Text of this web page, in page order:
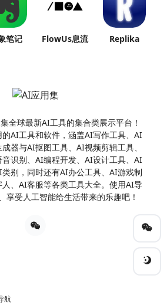
笔记 FlowUs息流 Replika
全球最新AI工具的集合类展示平台！
AI工具和软件，涵盖AI写作工具、AI
器与AI抠图工具、AI视频剪辑工具、
识别、AI编程开发、AI设计工具、AI
别，同时还有AI办公工具、AI游戏制
、AI客服等各类工具大全。使用AI导
享受人工智能给生活带来的乐趣吧！
航